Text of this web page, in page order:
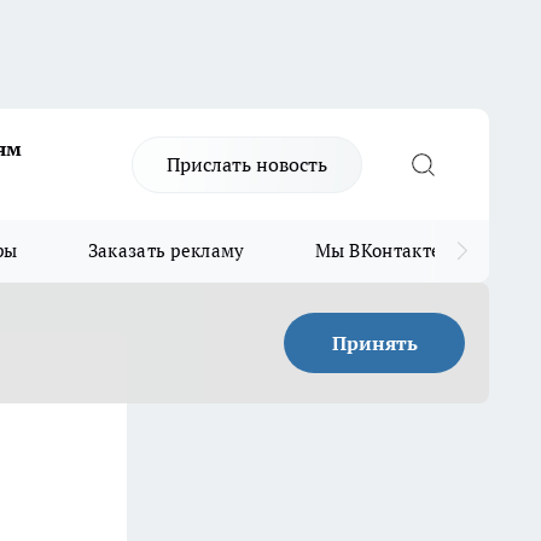
Прислать новость
Заказать рекламу Мы ВКонтакте
Принять